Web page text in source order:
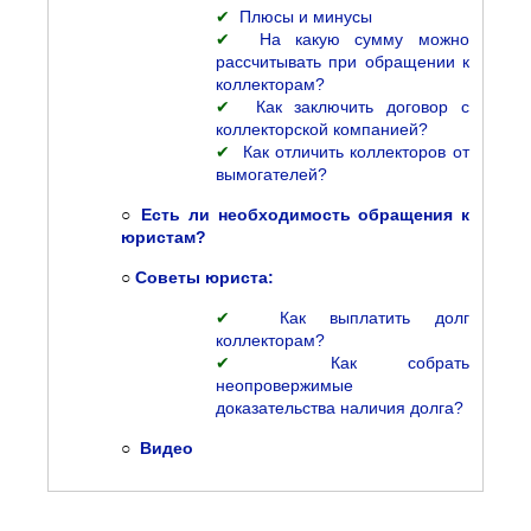
✔
Плюсы и минусы
✔
На какую сумму можно
рассчитывать при обращении к
коллекторам?
✔
Как заключить договор с
коллекторской компанией?
✔
Как отличить коллекторов от
вымогателей?
○ Есть ли необходимость обращения к
юристам?
○Советы юриста:
✔
Как выплатить долг
коллекторам?
✔
Как собрать
неопровержимые
доказательства наличия долга?
○ Видео